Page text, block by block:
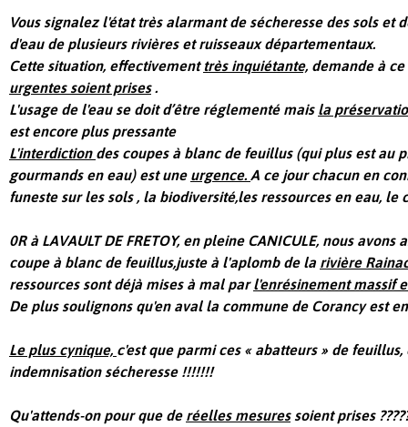
Vous signalez l'état très alarmant de sécheresse des sols et
d'eau de plusieurs rivières et ruisseaux départementaux.
Cette situation, effectivementtrès inquiétante, demande à
urgentes soient prises.
L'usage de l'eau se doit d’être réglementé mais la
est encore plus pressante
L'interdiction des coupes à blanc de feuillus (qui plus est au
gourmands en eau) est une urgence. A ce jour chacun en
funeste sur les sols , la biodiversité,les ressources en eau, le
0R à LAVAULT DE FRETOY, en pleine CANICULE, nous
coupe à blanc de feuillus,juste à l'aplomb de la rivière
ressources sont déjà mises à mal parl'enrésinement massif
De plus soulignons qu'en aval la commune de Corancy est
Le plus cynique, c'est que parmi ces « abatteurs » de
indemnisation sécheresse !!!!!!!
Qu'attends-on pour que de réelles mesuressoient prises